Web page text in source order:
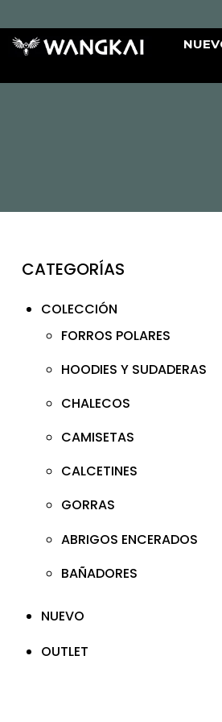
CATEGORÍAS
COLECCIÓN
FORROS POLARES
HOODIES Y SUDADERAS
CHALECOS
CAMISETAS
CALCETINES
GORRAS
ABRIGOS ENCERADOS
BAÑADORES
NUEVO
OUTLET